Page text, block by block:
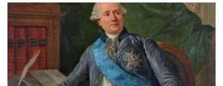
HISTOIRE(S)
LES +
ABONNEMENT GRATUIT AU MAGAZINE